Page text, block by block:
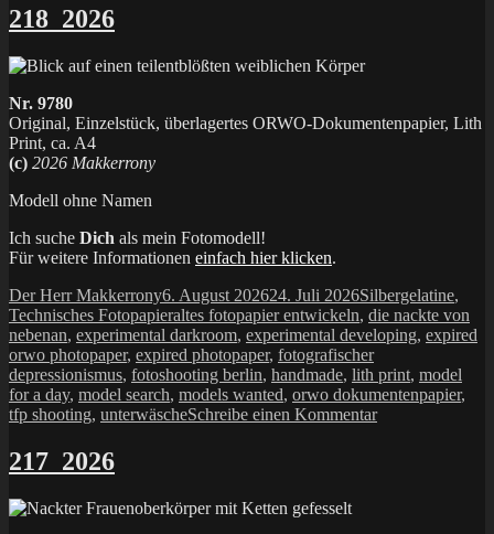
218_2026
Nr. 9780
Original, Einzelstück, überlagertes ORWO-Dokumentenpapier, Lith
Print, ca. A4
(c) 2026 Makkerrony
Modell ohne Namen
Ich suche Dich als mein Fotomodell!
Für weitere Informationen einfach hier klicken.
Autor
Der Herr MakkerronyVeröffentlicht
am
6. August 202624. Juli 2026Kategorien
Silbergelatine,
Technisches FotopapierSchlagwörter
altes fotopapier entwickeln, die nackte von
nebenan, experimental darkroom, experimental developing, expired
orwo photopaper, expired photopaper, fotografischer
depressionismus, fotoshooting berlin, handmade, lith print, model
for a day, model search, models wanted, orwo dokumentenpapier,
tfp shooting, unterwäscheSchreibe einen Kommentarzu
217_2026